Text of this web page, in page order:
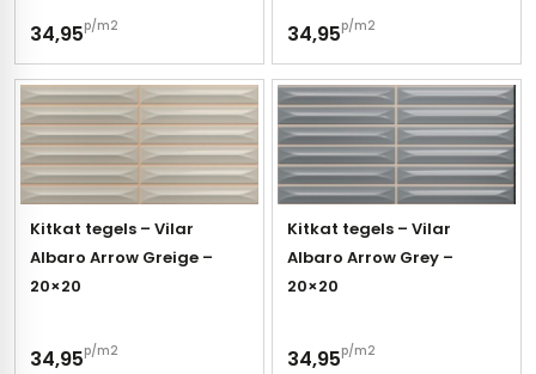
34,95p/m2 34,95p/m2
Kitkat tegels – Vilar
Albaro Arrow Greige –
20×20
34,95p/m2
Kitkat tegels – Vilar
Albaro Arrow Grey –
20×20
34,95p/m2